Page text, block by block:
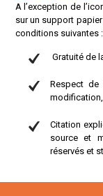
A l’exception de
sur un support
conditions suivantes :
Gratuité de
Respect de
modification,
Citation
source et
réservés et